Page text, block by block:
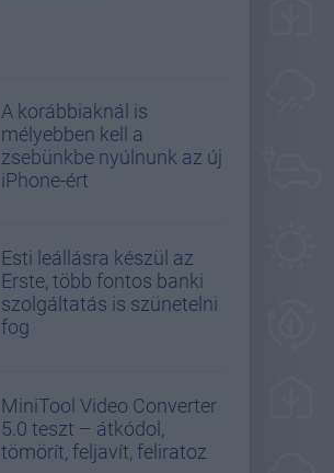
A korábbiaknál is
mélyebben kell a
zsebünkbe nyúlnunk az új
iPhone-ért
Esti leállásra készül az
Erste, több fontos banki
szolgáltatás is szünetelni
fog
MiniTool Video Converter
5.0 teszt – átkódol,
tömörít, feljavít, feliratoz